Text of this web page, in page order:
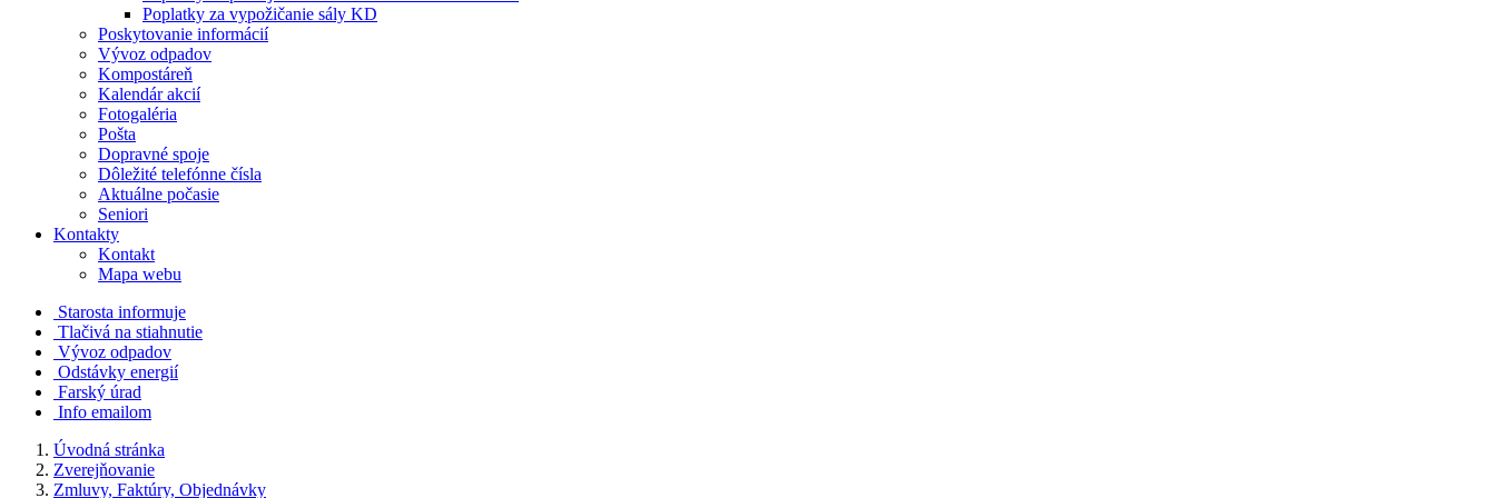
Poplatky za vypožičanie sály KD
Poskytovanie informácií
Vývoz odpadov
Kompostáreň
Kalendár akcií
Fotogaléria
Pošta
Dopravné spoje
Dôležité telefónne čísla
Aktuálne počasie
Seniori
Kontakty
Kontakt
Mapa webu
Starosta informuje
Tlačivá na stiahnutie
Vývoz odpadov
Odstávky energií
Farský úrad
Info emailom
Úvodná stránka
Zverejňovanie
Zmluvy, Faktúry, Objednávky